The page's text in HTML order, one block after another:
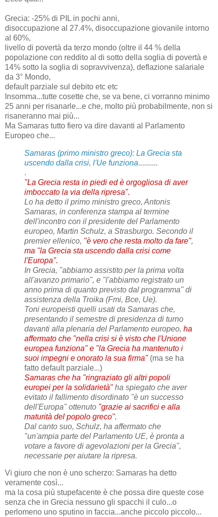
Grecia: -25% di PIL in pochi anni,
disoccupazione al 27.4%, disoccupazione giovanile intorno
al 60%,
livello di povertà da terzo mondo (oltre il 44 % della
popolazione con reddito al di sotto della soglia di povertà e
14% sotto la soglia di sopravvivenza), deflazione salariale
da 3° Mondo,
default parziale sul debito etc etc
Insomma...tutte cosette che, se va bene, ci vorranno minimo
25 anni per risanarle...e che, molto più probabilmente, non si
risaneranno mai più...
Ma Samaras tutto fiero va dire davanti al Parlamento
Europeo che...
Samaras (primo ministro greco): La Grecia sta
uscendo dalla crisi, l'Ue funziona..........
.
"La Grecia resta in piedi ed è orgogliosa di aver
imboccato la via della ripresa".
Lo ha detto il primo ministro greco, Antonis
Samaras, in conferenza stampa al termine
dell'incontro con il presidente del Parlamento
europeo, Martin Schulz, a Strasburgo. Secondo il
premier ellenico, "è vero che resta molto da fare",
ma "la Grecia sta uscendo dalla crisi come
l'Europa".
In Grecia, "abbiamo assistito per la prima volta
all'avanzo primario", e "l'abbiamo registrato un
anno prima di quanto previsto dal programma" di
assistenza della Troika (Fmi, Bce, Ue).
Toni europeisti quelli usati da Samaras che,
presentando il semestre di presidenza di turno
davanti alla plenaria del Parlamento europeo, ha
affermato che "nella crisi si è visto che l'Unione
europea funziona" e "la Grecia ha mantenuto i
suoi impegni e onorato la sua firma" (ma se ha
fatto default parziale...)
Samaras che ha "ringraziato gli altri popoli
europei per la solidarietà"ha spiegato che aver
evitato il fallimento disordinato "è un successo
dell'Europa" ottenuto "grazie ai sacrifici e alla
maturità del popolo greco".
Dal canto suo, Schulz, ha affermato che
"un'ampia parte del Parlamento UE, è pronta a
votare a favore di agevolazioni per la Grecia",
necessarie per aiutare la ripresa.
Vi giuro che non è uno scherzo: Samaras ha detto
veramente così...
ma la cosa più stupefacente è che possa dire queste cose
senza che in Grecia nessuno gli spacchi il culo...o
perlomeno uno sputino in faccia...anche piccolo piccolo...